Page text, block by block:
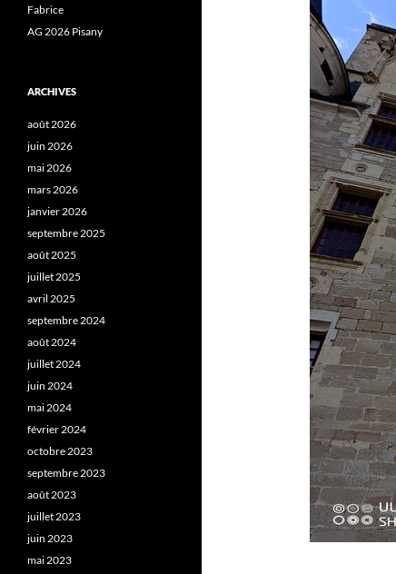
Fabrice
AG 2026 Pisany
ARCHIVES
août 2026
juin 2026
mai 2026
mars 2026
janvier 2026
septembre 2025
août 2025
juillet 2025
avril 2025
septembre 2024
août 2024
juillet 2024
juin 2024
mai 2024
février 2024
octobre 2023
septembre 2023
août 2023
juillet 2023
juin 2023
mai 2023